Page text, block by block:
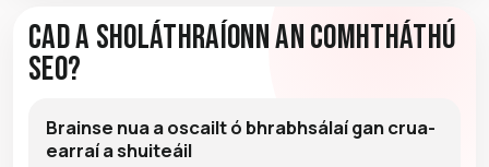
Cad a Sholáthraíonn an Comhtháthú
Seo?
Brainse nua a oscailt ó bhrabhsálaí gan crua-
earraí a shuiteáil